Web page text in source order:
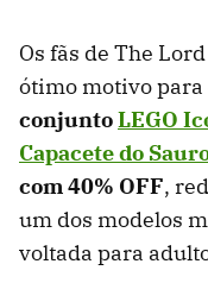
Os fãs de The
ótimo motivo para
conjuntoLEGO
Capacete do
com 40% OFF,
um dos modelos
voltada para